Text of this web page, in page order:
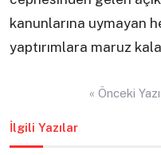
kanunlarına uymayan
yaptırımlara maruz
« Önceki Yazı
İlgili Yazılar